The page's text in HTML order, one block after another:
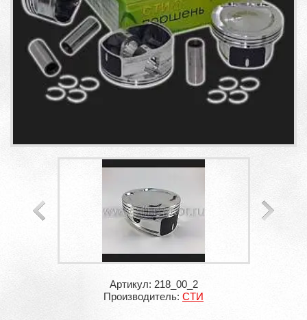
Артикул: 218_00_2
Производитель: СТИ